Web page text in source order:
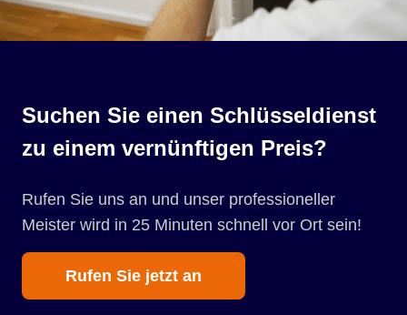
Suchen Sie einen Schlüsseldienst
zu einem vernünftigen Preis?
Rufen Sie uns an und unser professioneller
Meister wird in 25 Minuten schnell vor Ort sein!
Rufen Sie jetzt an